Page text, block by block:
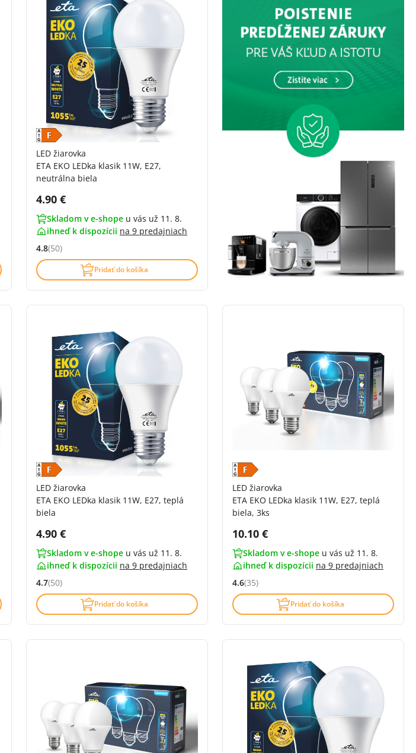
LED žiarovka
ETA EKO LEDka klasik 11W, E27,
neutrálna biela
Cena s DPH:
4.90 €
Skladom v e-shope u vás už 11. 8.
ihneď k dispozícii na 9 predajniach
Hodnocení: 4.8 z 5 (50 recenzí)
4.8(50)
Pridať do košíka
LED žiarovka
ETA EKO LEDka klasik 11W, E27, teplá
biela
Cena s DPH:
4.90 €
Skladom v e-shope u vás už 11. 8.
ihneď k dispozícii na 9 predajniach
Hodnocení: 4.7 z 5 (50 recenzí)
4.7(50)
Pridať do košíka
LED žiarovka
ETA EKO LEDka klasik 11W, E27, teplá
biela, 3ks
Cena s DPH:
10.10 €
Skladom v e-shope u vás už 11. 8.
ihneď k dispozícii na 9 predajniach
Hodnocení: 4.6 z 5 (35 recenzí)
4.6(35)
Pridať do košíka